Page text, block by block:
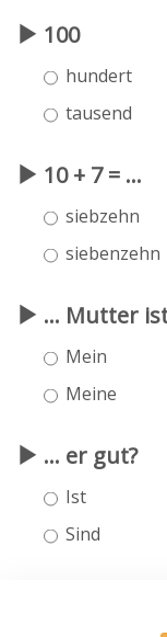
100
hundert
tausend
10 + 7 = ...
siebzehn
siebenzehn
... Mutter
Mein
Meine
... er gut?
Ist
Sind